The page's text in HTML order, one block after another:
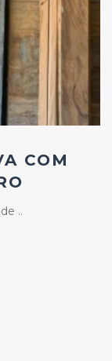
COM
..